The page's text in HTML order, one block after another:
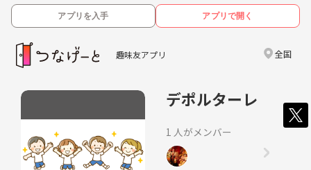
アプリを入手 アプリで開く
趣味友アプリ 全国
デポルターレ
1 人がメンバー